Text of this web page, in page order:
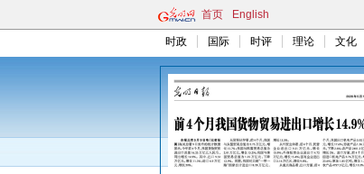
首页 English
时政 国际 时评 理论 文化